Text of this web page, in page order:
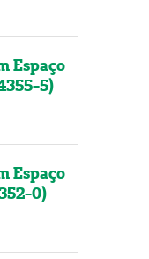
Espaço
5)
Espaço
0)